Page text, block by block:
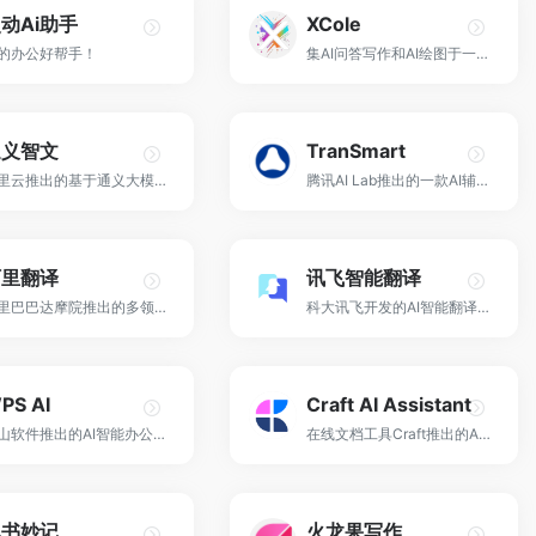
Ai助手
办公好帮手！
XCole
集AI问答写作和AI绘图于一体的AI创作平台！
智文
阿里云推出的基于通义大模型的免费AI阅读助手！
TranSmart
腾讯AI Lab推出的一款AI辅助翻译产品！
翻译
阿里巴巴达摩院推出的多领域多语种的在线机器翻译！
讯飞智能翻译
科大讯飞开发的AI智能翻译工具！
AI
金山软件推出的AI智能办公工具！
Craft AI Assistant
在线文档工具Craft推出的AI文档和创作助手！
妙记 火龙果写作